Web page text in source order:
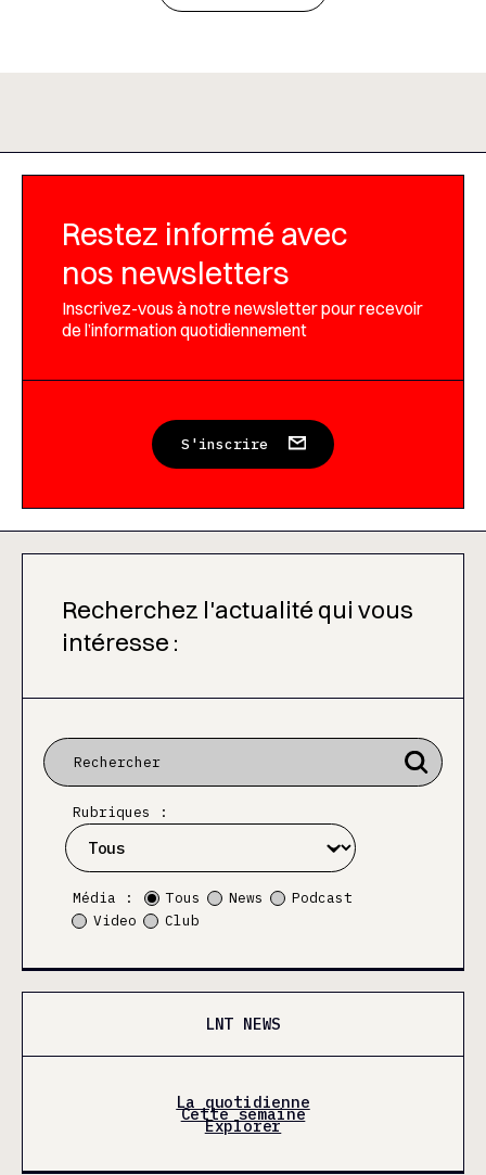
Restez informé avec
nos newsletters
Inscrivez-vous à notre newsletter pour recevoir
de l’information quotidiennement
S'inscrire
Recherchez l'actualité qui vous
intéresse :
Rubriques :
Média : Tous News
Podcast
Video
Club
LNT NEWS
La quotidienne
Cette semaine
Explorer